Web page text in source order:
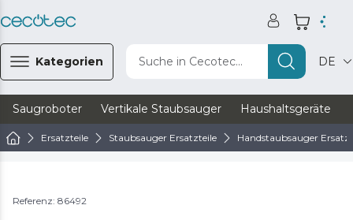
Kategorien Suche in Cecotec... DE
Saugroboter Vertikale Staubsauger Haushaltsgeräte
Ersatzteile Staubsauger Ersatzteile Handstaubsauger
Referenz: 86492